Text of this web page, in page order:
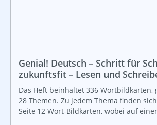
Genial! Deutsch – Schritt für
zukunftsfit – Lesen und
Gesamtunterricht inklusiv –
Wortkarten
Das Heft beinhaltet 336 Wortbildkarten,
28 Themen. Zu jedem Thema finden
Seite 12 Wort-Bildkarten, wobei auf